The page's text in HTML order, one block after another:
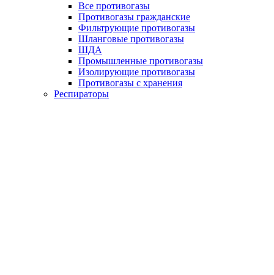
Все противогазы
Противогазы гражданские
Фильтрующие противогазы
Шланговые противогазы
ШДА
Промышленные противогазы
Изолирующие противогазы
Противогазы с хранения
Респираторы